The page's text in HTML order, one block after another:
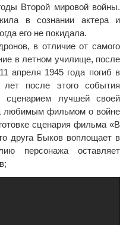
Второй мировой войны.
в сознании актера и
его не покидала.
в отличие от самого
в летном училище, после
апреля 1945 года погиб в
после этого события
сценарием лучшей своей
любимым фильмом о войне
сценария фильма «В
друга Быков воплощает в
персонажа оставляет